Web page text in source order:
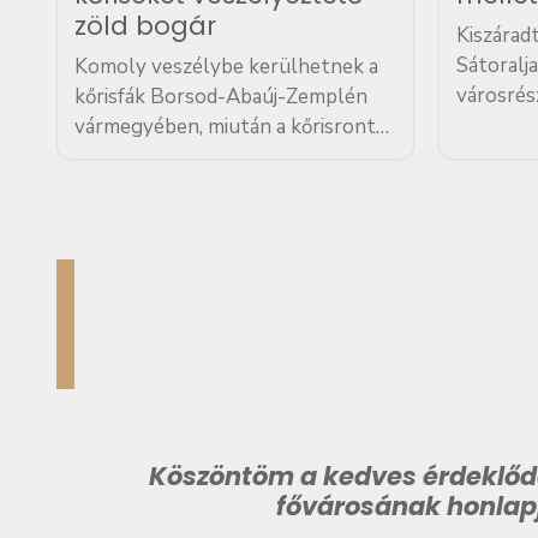
zöld bogár
Komoly veszélybe kerülhetnek a
kőrisfák Borsod-Abaúj-Zemplén
vármegyében, miután a kőrisrontó
be
Köszöntöm a kedves
fővárosának